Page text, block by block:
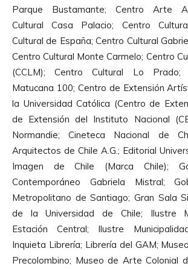
Parque Bustamante; Centro Arte
Cultural Casa Palacio; Centro
Cultural de España; Centro Cultural
Centro Cultural Monte Carmelo; Centro
(CCLM); Centro Cultural Lo Prado;
Matucana 100; Centro de Extensión
la Universidad Católica (Centro de
de Extensión del Instituto Nacional
Normandie; Cineteca Nacional de
Arquitectos de Chile A.G.; Editorial
Imagen de Chile (Marca Chile);
Contemporáneo Gabriela Mistral;
Metropolitano de Santiago; Gran Sala
de la Universidad de Chile; Ilustre
Estación Central; Ilustre
Inquieta Librería; Librería del GAM;
Precolombino; Museo de Arte Colonial